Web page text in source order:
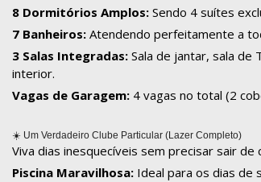
8 Dormitórios Amplos: Sendo 4 suítes
7 Banheiros: Atendendo perfeitamente a
3 Salas Integradas: Sala de jantar, sala de
interior.
Vagas de Garagem: 4 vagas no total (2
☀️ Um Verdadeiro Clube Particular (Lazer Completo)
Viva dias inesquecíveis sem precisar sair
Piscina Maravilhosa: Ideal para os dias de